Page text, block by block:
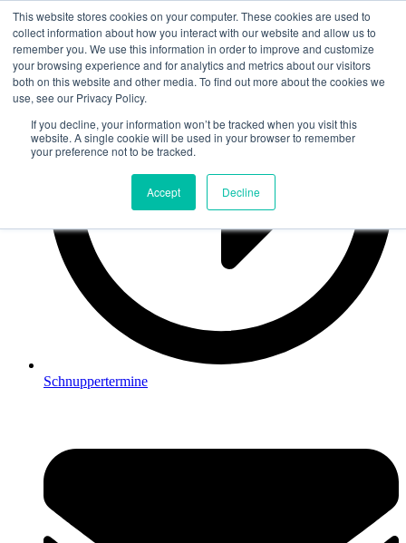
This website stores cookies on your computer. These cookies are used to
collect information about how you interact with our website and allow us to
remember you. We use this information in order to improve and customize
your browsing experience and for analytics and metrics about our visitors
both on this website and other media. To find out more about the cookies we
use, see our Privacy Policy.
If you decline, your information won’t be tracked when you visit this
website. A single cookie will be used in your browser to remember
your preference not to be tracked.
Accept Decline
Zum
Inhalt
springen
Schnuppertermine